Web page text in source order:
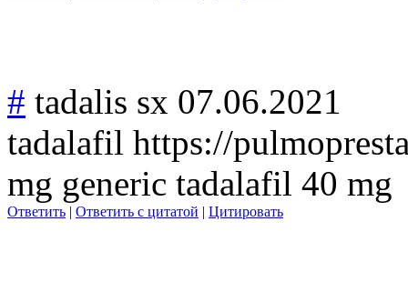
# tadalis sx 07.06.2021
tadalafil https://
mg generic tadalafil 40 mg
Ответить | Ответить с цитатой | Цитировать